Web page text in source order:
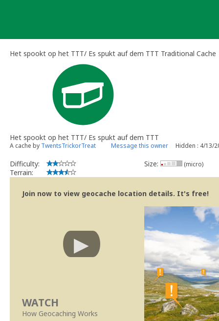
Het spookt op het TTT/ Es spukt auf dem TTT Traditional Cache
Het spookt op het TTT/ Es spukt auf dem TTT
A cache by TwentsTrickorTreat Message this owner Hidden : 4/13/
Difficulty:
Terrain:
Size: (micro)
Join now to view geocache location details. It's free!
WATCH
How Geocaching Works